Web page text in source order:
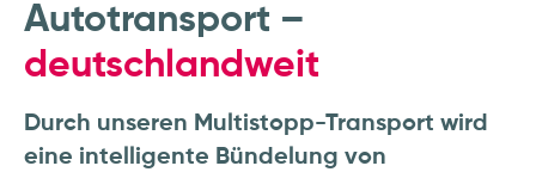
Autotransport –
deutschlandweit
Durch unseren Multistopp-Transport wird
eine intelligente Bündelung von